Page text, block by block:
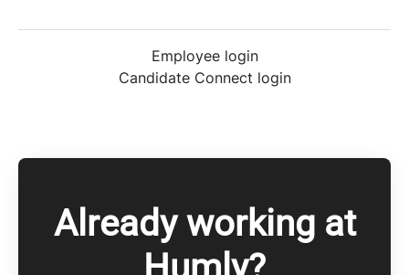
Employee login
Candidate Connect login
Already working at